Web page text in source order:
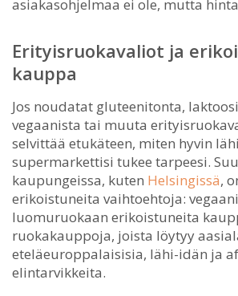
asiakasohjelmaa ei ole, mutta
Erityisruokavaliot ja
kauppa
Jos noudatat gluteenitonta,
vegaanista tai muuta
selvittää etukäteen, miten hyvin
supermarkettisi tukee tarpeesi.
kaupungeissa, kuten Helsingissä,
erikoistuneita vaihtoehtoja:
luomuruokaan erikoistuneita
ruokakauppoja, joista löytyy
eteläeuroppalaisisia, lähi-idän ja
elintarvikkeita.